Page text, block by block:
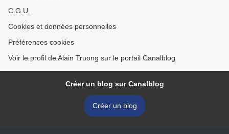
C.G.U.
Cookies et données personnelles
Préférences cookies
Voir le profil de Alain Truong sur le portail Canalblog
Créer un blog sur Canalblog
Créer un blog